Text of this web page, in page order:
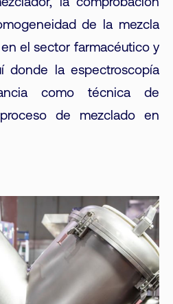
la comprobación
de la mezcla
el sector farmacéutico y
donde la espectroscopía
como técnica de
de mezclado en